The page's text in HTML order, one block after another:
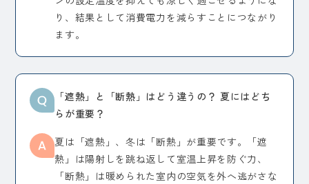
り、結果として消費電力を減らすことにつながり
ます。
「遮熱」と「断熱」はどう違うの？ 夏にはどち
らが重要？
夏は「遮熱」、冬は「断熱」が重要です。「遮
熱」は陽射しを跳ね返して室温上昇を防ぐ力、
「断熱」は暖められた室内の空気を外へ逃がさな